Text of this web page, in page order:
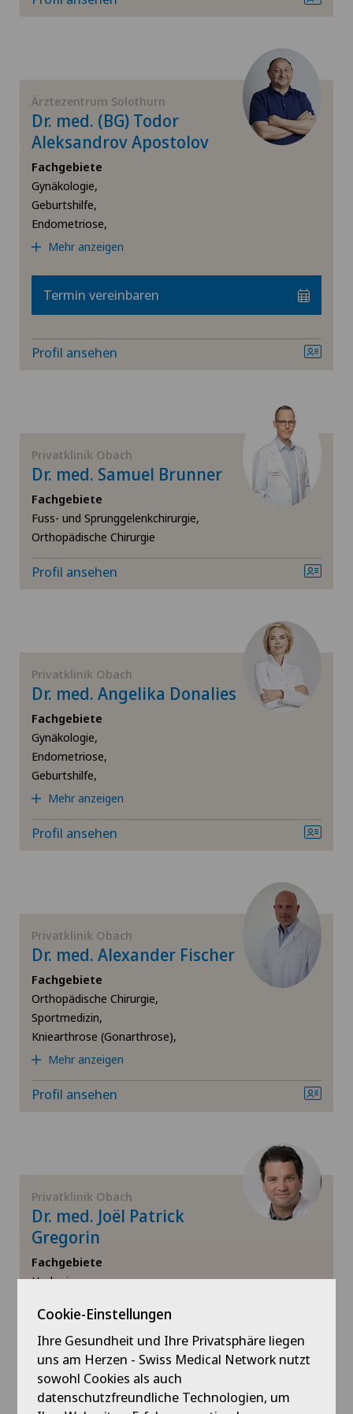
Kniearthroskopie
Kniechirurgie
Knieprothese | Künstliches Kniegelenk
Knorpelschaden
Kreuzbandriss
Meniskusriss (Meniskusläsion)
Mund- Kiefer- und Gesichtschirurgie
Orthopädische Chirurgie
Pneumologie
Rheumatologie
Schilddrüsenchirurgie (Endokrine Chirurgie)
Schmerztherapie
Schulterchirurgie
Schulterluxation
Schulterprothese
Sportmedizin
Traditionelle Chinesische Medizin
Urologie
Vasektomie (Unterbindung/Sterilisation beim
Mann)
VELYS™
Venenchirurgie
Viszeralchirurgie
Ärztezentrum Solothurn
Dr. med. (BG) Todor
Aleksandrov Apostolov
Fachgebiete
Gynäkologie,
Geburtshilfe,
Endometriose,
Mehr anzeigen
Termin vereinbaren
Profil ansehen
Privatklinik Obach
Dr. med. Samuel Brunner
Fachgebiete
Fuss- und Sprunggelenkchirurgie,
Orthopädische Chirurgie
Profil ansehen
Privatklinik Obach
Dr. med. Angelika Donalies
Fachgebiete
Gynäkologie,
Endometriose,
Geburtshilfe,
Mehr anzeigen
Profil ansehen
Privatklinik Obach
Dr. med. Alexander Fischer
Fachgebiete
Orthopädische Chirurgie,
Sportmedizin,
Kniearthrose (Gonarthrose),
Mehr anzeigen
Profil ansehen
Privatklinik Obach
Dr. med. Joël Patrick
Gregorin
Fachgebiete
Urologie,
Vasektomie (Unterbindung/Sterilisation
beim Mann),
Mehr anzeigen
Profil ansehen
Cookie-Einstellungen
Ihre Gesundheit und Ihre Privatsphäre liegen
uns am Herzen - Swiss Medical Network nutzt
sowohl Cookies als auch
datenschutzfreundliche Technologien, um